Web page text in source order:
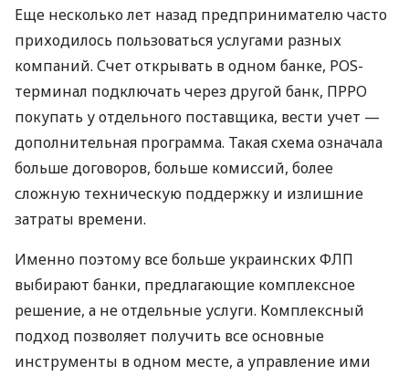
Еще несколько лет назад предпринимателю часто
приходилось пользоваться услугами разных
компаний. Счет открывать в одном банке, POS-
терминал подключать через другой банк, ПРРО
покупать у отдельного поставщика, вести учет —
дополнительная программа. Такая схема означала
больше договоров, больше комиссий, более
сложную техническую поддержку и излишние
затраты времени.
Именно поэтому все больше украинских ФЛП
выбирают банки, предлагающие комплексное
решение, а не отдельные услуги. Комплексный
подход позволяет получить все основные
инструменты в одном месте, а управление ими